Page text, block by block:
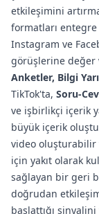
etkileşimini
formatları
Instagram ve
görüşlerine
Anketler, Bilgi
TikTok'ta, Soru-
ve işbirlikçi içerik
büyük içerik
video oluşturabilir
için yakıt olarak
sağlayan bir geri
doğrudan
başlattığı sinyalini